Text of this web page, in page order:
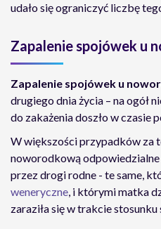
udało się ograniczyć liczbę
Zapalenie spojówek u
Zapalenie spojówek u
drugiego dnia życia – na ogół
do zakażenia doszło w czasie
W większości przypadków za
noworodkową
przez drogi rodne - te same,
weneryczne, i którymi matka
zaraziła się w trakcie stosunku